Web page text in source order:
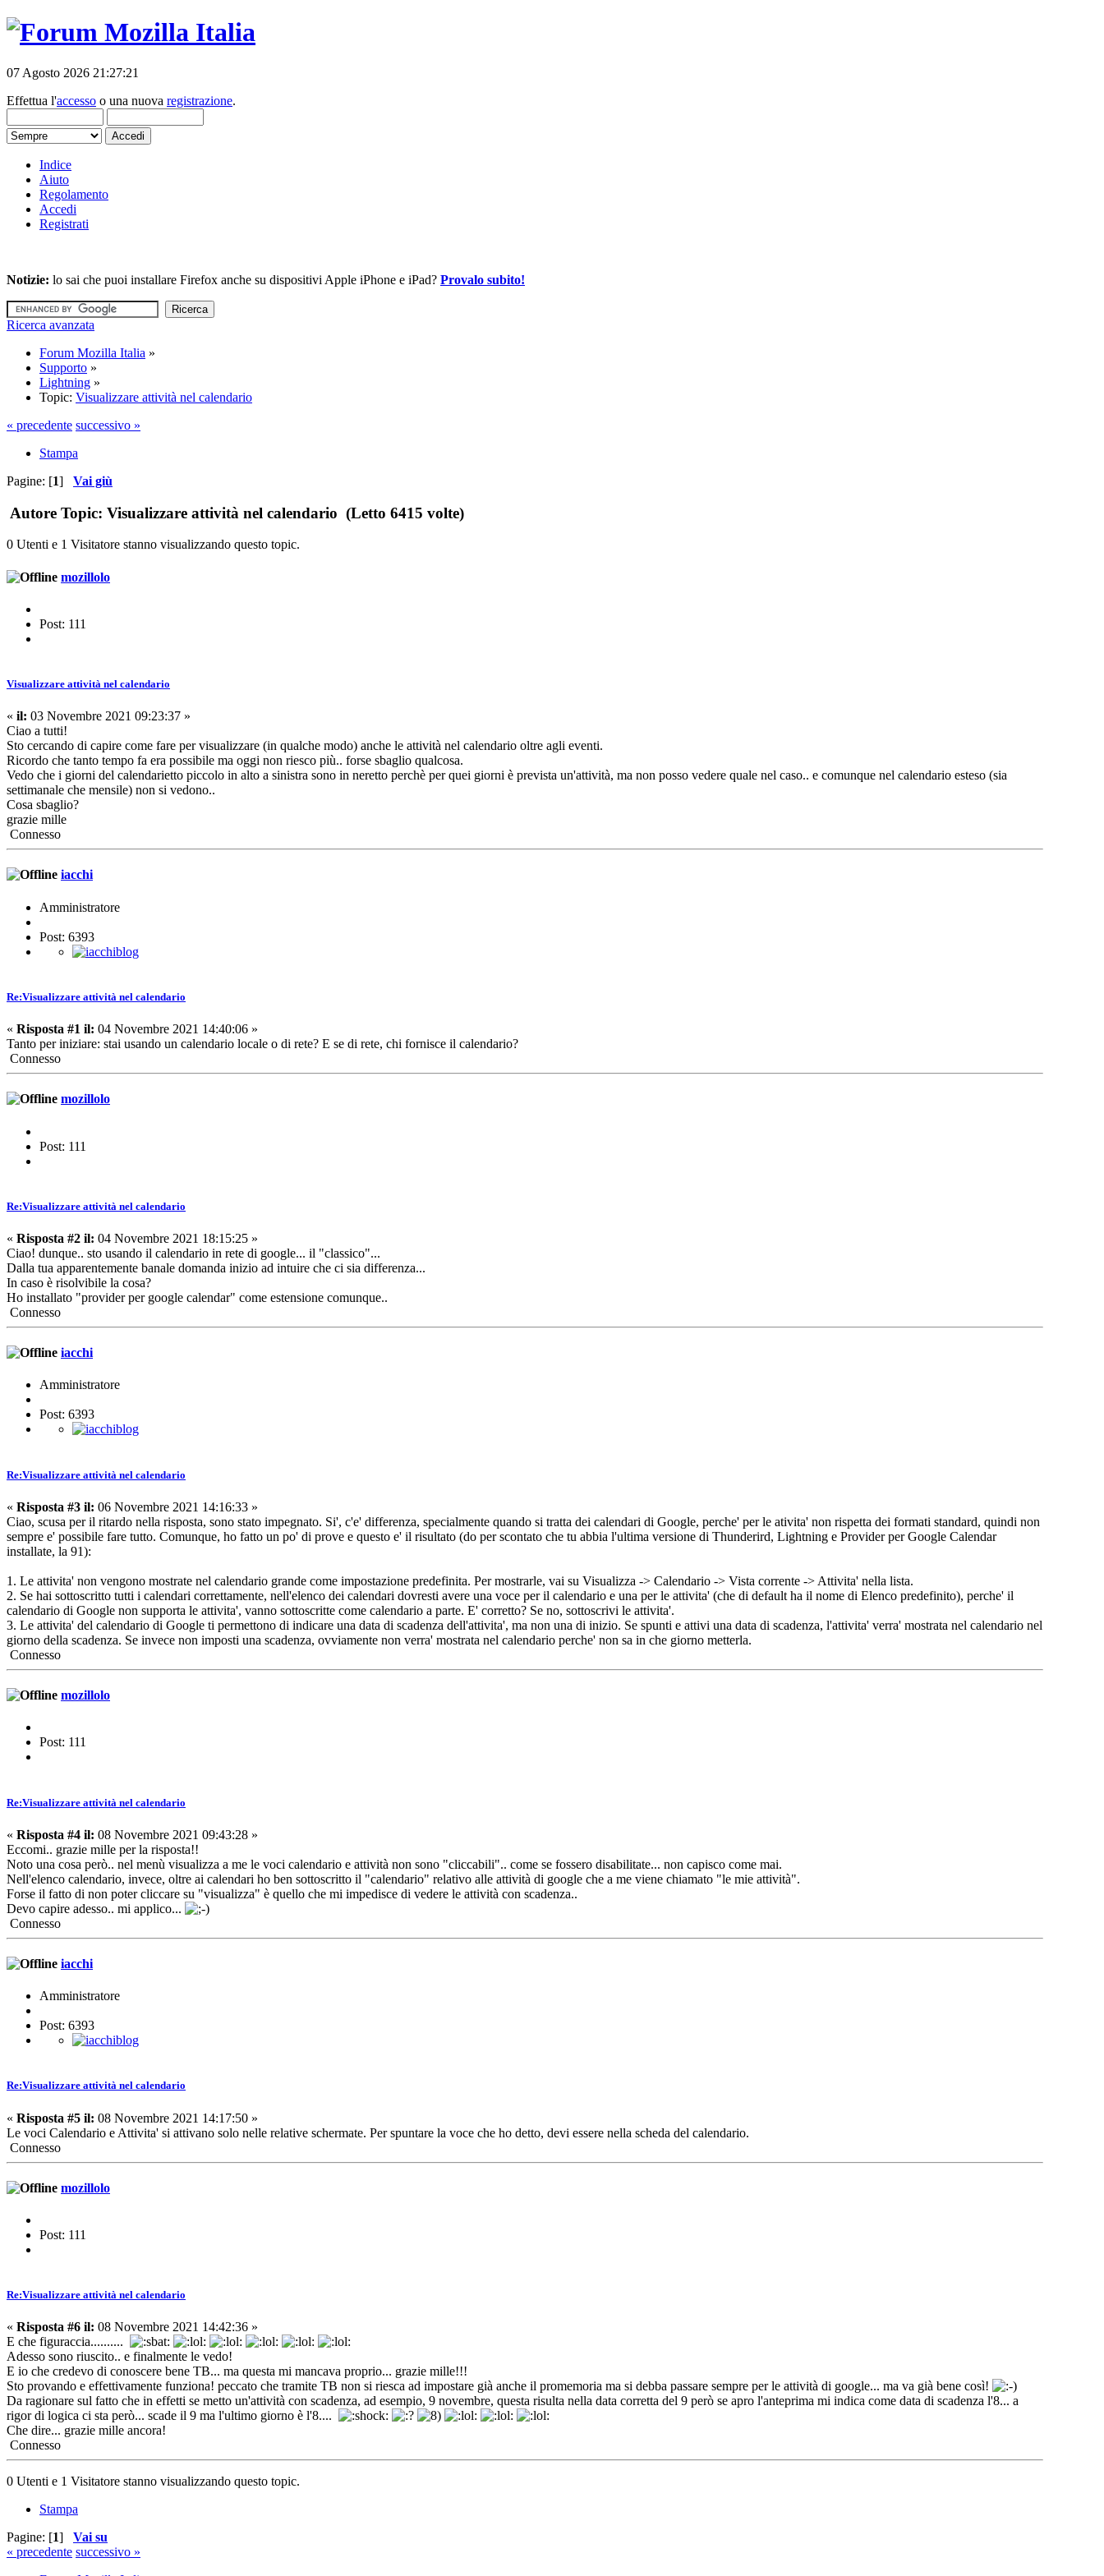
07 Agosto 2026 21:27:21
Effettua l'accesso o una nuova registrazione.
Indice
Aiuto
Regolamento
Accedi
Registrati
Notizie: lo sai che puoi installare Firefox anche su dispositivi Apple iPhone e iPad? Provalo subito!
Ricerca avanzata
Forum Mozilla Italia »
Supporto »
Lightning »
Topic: Visualizzare attività nel calendario
« precedente successivo »
Stampa
Pagine: [1] Vai giù
Autore Topic: Visualizzare attività nel calendario (Letto 6415 volte)
0 Utenti e 1 Visitatore stanno visualizzando questo topic.
mozillolo
Post: 111
Visualizzare attività nel calendario
« il: 03 Novembre 2021 09:23:37 »
Ciao a tutti!
Sto cercando di capire come fare per visualizzare (in qualche modo) anche le attività nel calendario oltre agli eventi.
Ricordo che tanto tempo fa era possibile ma oggi non riesco più.. forse sbaglio qualcosa.
Vedo che i giorni del calendarietto piccolo in alto a sinistra sono in neretto perchè per quei giorni è prevista un'attività, ma non posso vedere quale nel caso.. e comunque nel calendario esteso (sia
settimanale che mensile) non si vedono..
Cosa sbaglio?
grazie mille
Connesso
iacchi
Amministratore
Post: 6393
Re:Visualizzare attività nel calendario
« Risposta #1 il: 04 Novembre 2021 14:40:06 »
Tanto per iniziare: stai usando un calendario locale o di rete? E se di rete, chi fornisce il calendario?
Connesso
mozillolo
Post: 111
Re:Visualizzare attività nel calendario
« Risposta #2 il: 04 Novembre 2021 18:15:25 »
Ciao! dunque.. sto usando il calendario in rete di google... il "classico"...
Dalla tua apparentemente banale domanda inizio ad intuire che ci sia differenza...
In caso è risolvibile la cosa?
Ho installato "provider per google calendar" come estensione comunque..
Connesso
iacchi
Amministratore
Post: 6393
Re:Visualizzare attività nel calendario
« Risposta #3 il: 06 Novembre 2021 14:16:33 »
Ciao, scusa per il ritardo nella risposta, sono stato impegnato. Si', c'e' differenza, specialmente quando si tratta dei calendari di Google, perche' per le ativita' non rispetta dei formati standard, quindi non
sempre e' possibile fare tutto. Comunque, ho fatto un po' di prove e questo e' il risultato (do per scontato che tu abbia l'ultima versione di Thunderird, Lightning e Provider per Google Calendar
installate, la 91):
1. Le attivita' non vengono mostrate nel calendario grande come impostazione predefinita. Per mostrarle, vai su Visualizza -> Calendario -> Vista corrente -> Attivita' nella lista.
2. Se hai sottoscritto tutti i calendari correttamente, nell'elenco dei calendari dovresti avere una voce per il calendario e una per le attivita' (che di default ha il nome di Elenco predefinito), perche' il
calendario di Google non supporta le attivita', vanno sottoscritte come calendario a parte. E' corretto? Se no, sottoscrivi le attivita'.
3. Le attivita' del calendario di Google ti permettono di indicare una data di scadenza dell'attivita', ma non una di inizio. Se spunti e attivi una data di scadenza, l'attivita' verra' mostrata nel calendario nel
giorno della scadenza. Se invece non imposti una scadenza, ovviamente non verra' mostrata nel calendario perche' non sa in che giorno metterla.
Connesso
mozillolo
Post: 111
Re:Visualizzare attività nel calendario
« Risposta #4 il: 08 Novembre 2021 09:43:28 »
Eccomi.. grazie mille per la risposta!!
Noto una cosa però.. nel menù visualizza a me le voci calendario e attività non sono "cliccabili".. come se fossero disabilitate... non capisco come mai.
Nell'elenco calendario, invece, oltre ai calendari ho ben sottoscritto il "calendario" relativo alle attività di google che a me viene chiamato "le mie attività".
Forse il fatto di non poter cliccare su "visualizza" è quello che mi impedisce di vedere le attività con scadenza..
Devo capire adesso.. mi applico...
Connesso
iacchi
Amministratore
Post: 6393
Re:Visualizzare attività nel calendario
« Risposta #5 il: 08 Novembre 2021 14:17:50 »
Le voci Calendario e Attivita' si attivano solo nelle relative schermate. Per spuntare la voce che ho detto, devi essere nella scheda del calendario.
Connesso
mozillolo
Post: 111
Re:Visualizzare attività nel calendario
« Risposta #6 il: 08 Novembre 2021 14:42:36 »
E che figuraccia..........
Adesso sono riuscito.. e finalmente le vedo!
E io che credevo di conoscere bene TB... ma questa mi mancava proprio... grazie mille!!!
Sto provando e effettivamente funziona! peccato che tramite TB non si riesca ad impostare già anche il promemoria ma si debba passare sempre per le attività di google... ma va già bene così!
Da ragionare sul fatto che in effetti se metto un'attività con scadenza, ad esempio, 9 novembre, questa risulta nella data corretta del 9 però se apro l'anteprima mi indica come data di scadenza l'8... a
rigor di logica ci sta però... scade il 9 ma l'ultimo giorno è l'8....
Che dire... grazie mille ancora!
Connesso
0 Utenti e 1 Visitatore stanno visualizzando questo topic.
Stampa
Pagine: [1] Vai su
« precedente successivo »